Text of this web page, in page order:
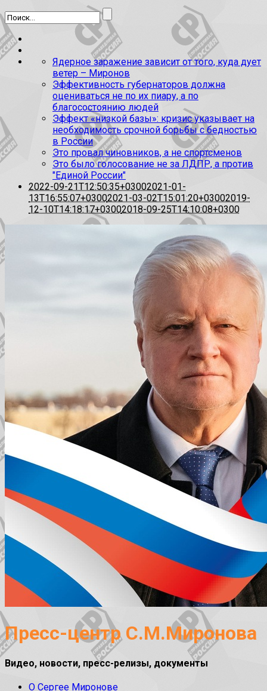
Ядерное заражение зависит от того, куда дует
ветер – Миронов
Эффективность губернаторов должна
оцениваться не по их пиару, а по
благосостоянию людей
Эффект «низкой базы»: кризис указывает на
необходимость срочной борьбы с бедностью
в России
Это провал чиновников, а не спортсменов
Это было голосование не за ЛДПР, а против
"Единой России"
2022-09-21T12:50:35+03002021-01-
13T16:55:07+03002021-03-02T15:01:20+03002019-
12-10T14:18:17+03002018-09-25T14:10:08+0300
Пресс-центр С.М.Миронова
Видео, новости, пресс-релизы, документы
О Сергее Миронове